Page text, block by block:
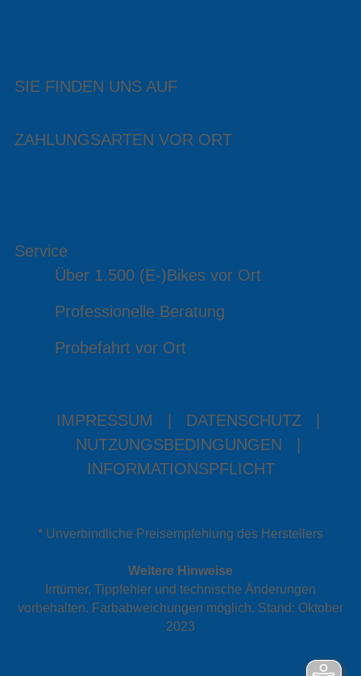
SIE FINDEN UNS AUF
ZAHLUNGSARTEN VOR ORT
Service
Über 1.500 (E-)Bikes vor Ort
Professionelle Beratung
Probefahrt vor Ort
IMPRESSUM DATENSCHUTZ
NUTZUNGSBEDINGUNGEN
INFORMATIONSPFLICHT
* Unverbindliche Preisempfehlung des Herstellers
Weitere Hinweise
Irrtümer, Tippfehler und technische Änderungen
vorbehalten. Farbabweichungen möglich. Stand: Oktober
2023